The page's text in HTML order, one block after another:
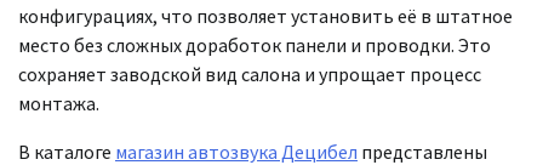
конфигурациях, что позволяет установить её в штатное
место без сложных доработок панели и проводки. Это
сохраняет заводской вид салона и упрощает процесс
монтажа.
В каталоге магазин автозвука Децибел представлены